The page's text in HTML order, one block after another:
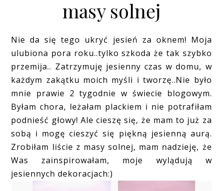
masy solnej
Nie da się tego ukryć jesień za oknem! Moja
ulubiona pora roku..tylko szkoda że tak szybko
przemija.. Zatrzymuję jesienny czas w domu, w
każdym zakątku moich myśli i tworzę..Nie było
mnie prawie 2 tygodnie w świecie blogowym.
Byłam chora, leżałam plackiem i nie potrafiłam
podnieść głowy! Ale cieszę się, że mam to już za
sobą i mogę cieszyć się piękną jesienną aurą.
Zrobiłam liście z masy solnej, mam nadzieję, że
Was zainspirowałam, moje wylądują w
jesiennych dekoracjach:)